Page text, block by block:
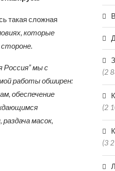
такая сложная
которые
Россия” мы с
работы обширен:
обеспечение
масок,
(2
(2
(3